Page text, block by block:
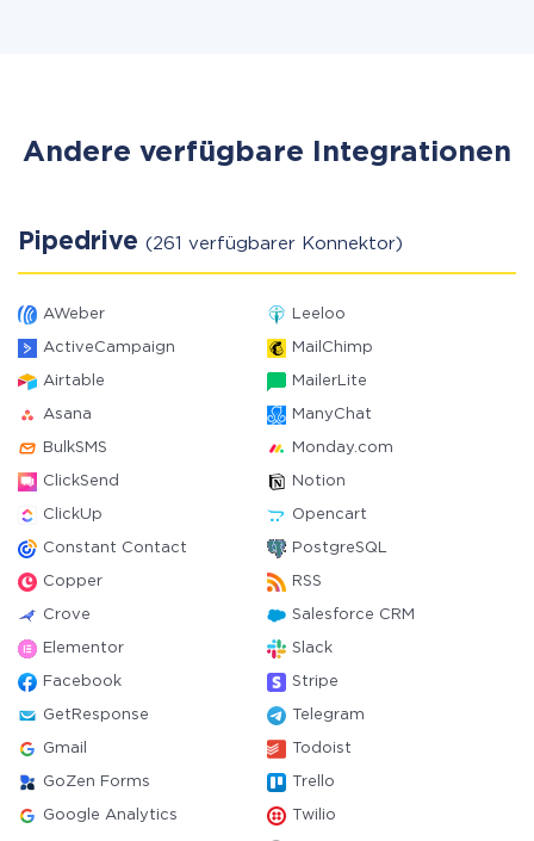
Andere verfügbare Integrationen
Pipedrive (261 verfügbarer Konnektor)
AWeber Leeloo
ActiveCampaign MailChimp
Airtable MailerLite
Asana ManyChat
BulkSMS Monday.com
ClickSend Notion
ClickUp Opencart
Constant Contact PostgreSQL
Copper RSS
Crove Salesforce CRM
Elementor Slack
Facebook Stripe
GetResponse Telegram
Gmail Todoist
GoZen Forms Trello
Google Analytics Twilio